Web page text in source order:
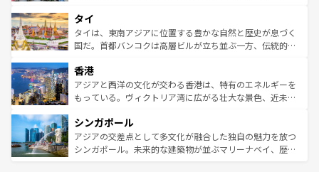
リティに包まれながら、韓国の多彩な魅力を心ゆくまで味
わってみてほしい。 なお、新着の韓国情報はコンテンツ一
覧を参照してほしい。
急速な発展と共に伝統が息づく。ハノイの古い町並みやホ
ーチミン市のフランス統治時代の建物も、独特の雰囲気を
醸し出している。また、バラエティの豊かさとおいしさで
とつ。フォーやバインミー、ベトナムコーヒーなどは、ぜ
ひ現地で味わいたい。どの地域を訪れてもあたたかい人々
が旅行者を迎えてくれるので、きっと忘れられない旅にな
参照してほしい。
タイ
タイは、東南アジアに位置する豊かな自然と歴史が息づく
国だ。首都バンコクは高層ビルが立ち並ぶ一方、伝統的な
の活気が交差している。北部ではチェンマイなどの山岳地
帯で自然と触れ合い、南部ではプーケットやクラビの美し
いビーチでリゾート気分を楽しむことができる。タイ料理
激する。気候は一年中温暖で、どの季節にも異なる楽しみ
が待っている。親しみやすいタイの人々、仏教を中心とし
た文化、そして多様な観光資源が、訪れる旅人を魅了し続
香港
アジアと西洋の文化が交わる香港は、特有のエネルギーを
もっている。ヴィクトリア湾に広がる壮大な景色、近未来
み、どこを訪れても感動するはず。観光スポットが密集し
ており、効率よく見どころを回れるのも魅力。息をのむよ
うな絶景から文化的な体験まで、香港を存分に楽しみ尽く
シンガポール
アジアの交差点として多文化が融合した独自の魅力を放つ
シンガポール。未来的な建築物が並ぶマリーナベイ、歴史